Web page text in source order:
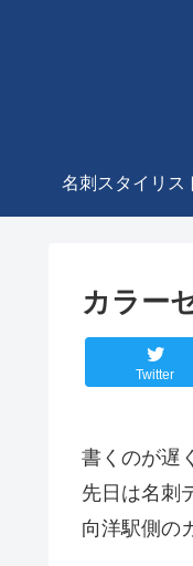
名刺スタイリス
カラー
Twitter
書くのが遅
先日は名刺
向洋駅側の